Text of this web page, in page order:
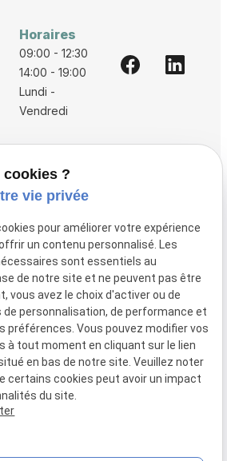
Horaires
09:00 - 12:30
14:00 - 19:00
Lundi -
Vendredi
de
Gestion
Plan du
site
cookies ?
vie privée
pour améliorer votre expérience
un contenu personnalisé. Les
sont essentiels au
de notre site et ne peuvent pas être
vous avez le choix d'activer ou de
personnalisation, de performance et
préférences. Vous pouvez modifier vos
à tout moment en cliquant sur le lien
en bas de notre site. Veuillez noter
certains cookies peut avoir un impact
du site.